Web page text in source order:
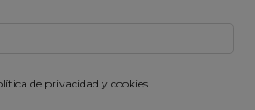
de privacidad y cookies .